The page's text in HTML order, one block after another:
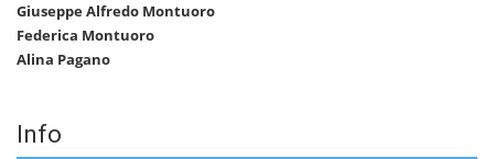
Giuseppe Alfredo Montuoro
Federica Montuoro
Alina Pagano
Info